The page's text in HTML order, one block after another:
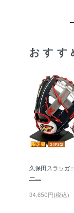
おすす
久保田スラッガ
ー…
34,650円(税込)